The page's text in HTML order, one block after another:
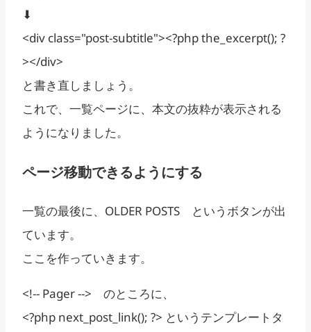
⬇
<div class="post-subtitle"><?php the_excerpt(); ?
></div>
と書き直しましょう。
これで、一覧ページに、本文の抜粋が表示される
ようになりました。
ページ移動できるようにする
一覧の最後に、OLDER POSTS というボタンが出
ています。
ここを作っていきます。
<!-- Pager --> のところに、
<?php next_post_link(); ?> というテンプレートタ